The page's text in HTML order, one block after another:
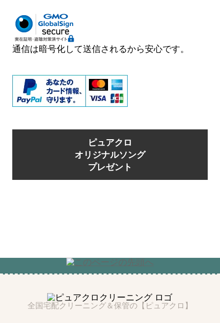
通信は暗号化して送信されるから安心です。
ピュアクロ
オリジナルソング
プレゼント
全国宅配クリーニング＆保管の【ピュアクロ】